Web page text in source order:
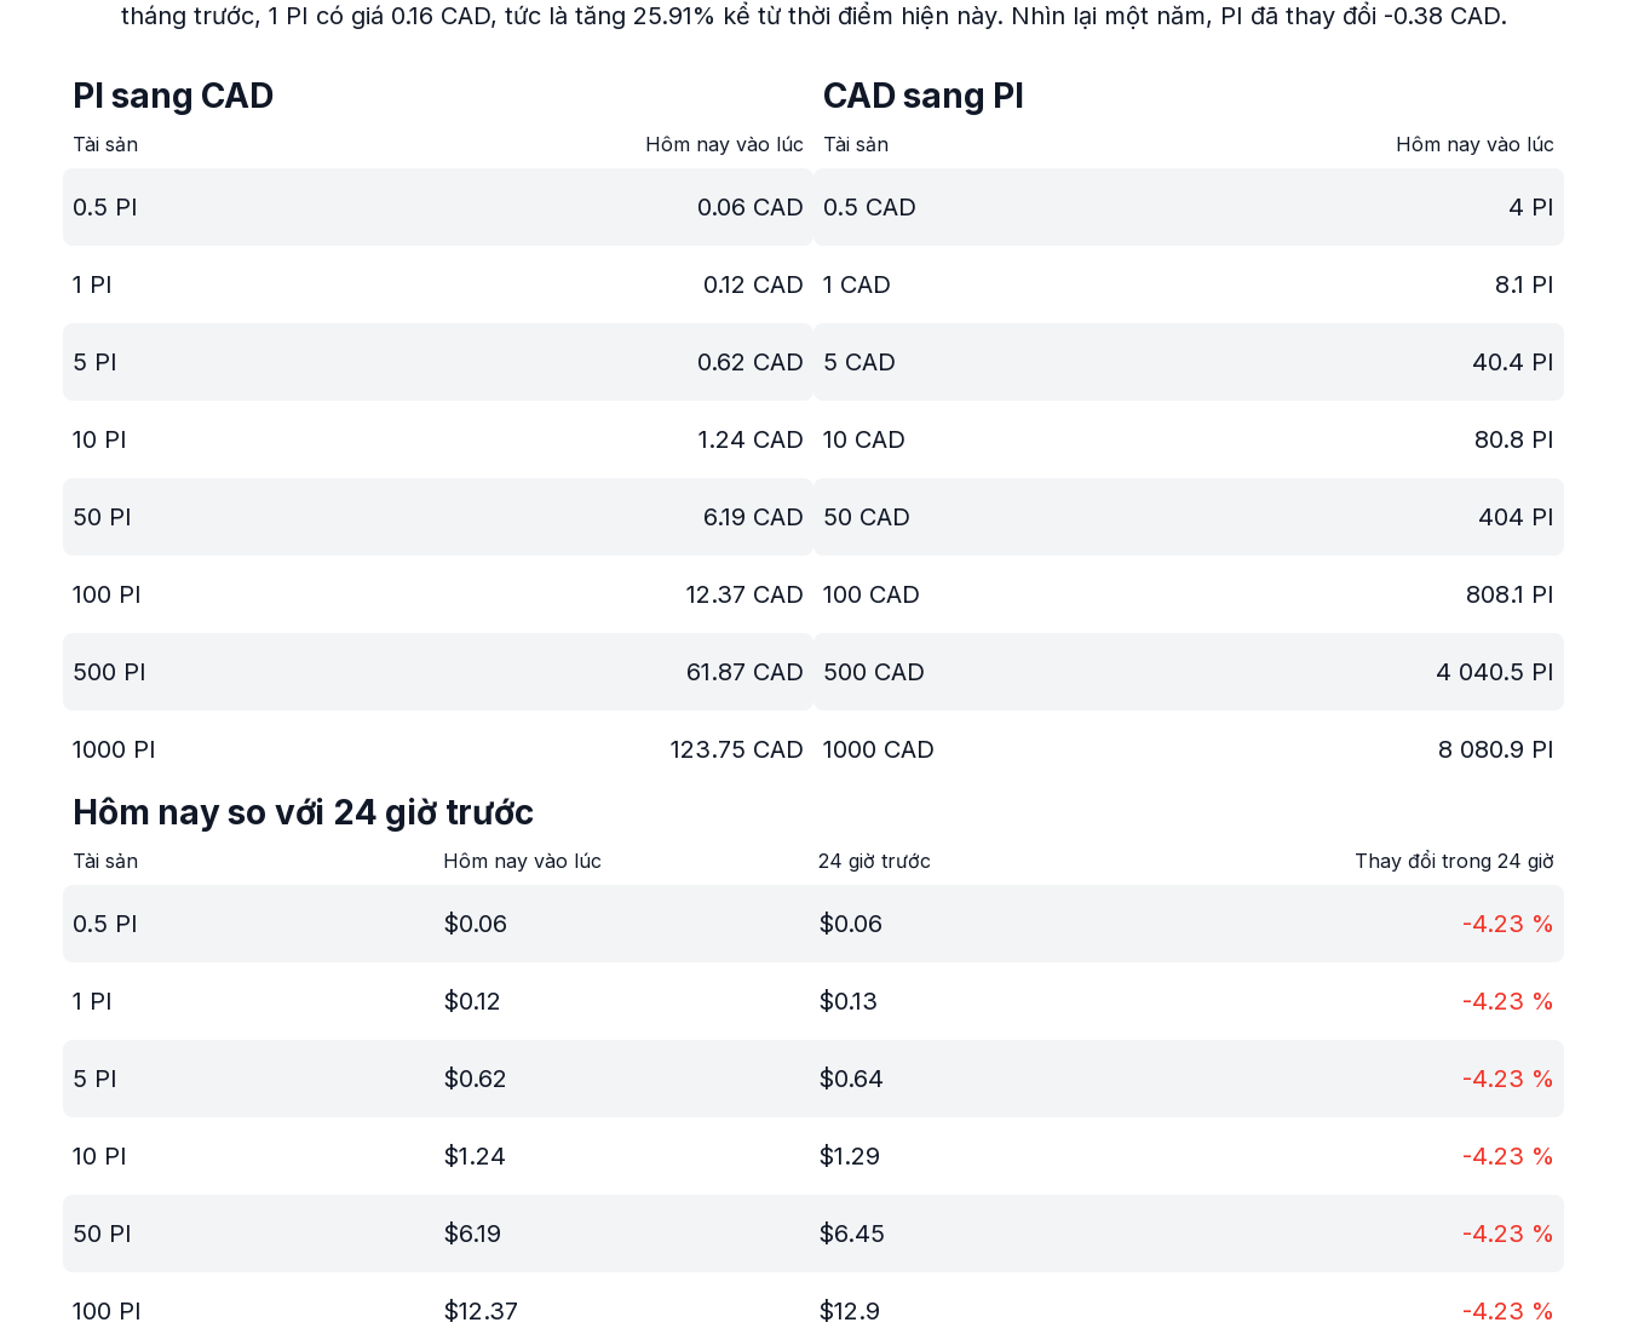
tháng trước, 1 PI có giá 0.16 CAD, tức là tăng 25.91% kể từ thời điểm hiện này. Nhìn lại một năm, PI đã thay đổi -0.38 CAD.
PI sang CAD
Tài sản Hôm nay vào lúc
0.5 PI 0.06 CAD
1 PI 0.12 CAD
5 PI 0.62 CAD
10 PI 1.24 CAD
50 PI 6.19 CAD
100 PI 12.37 CAD
500 PI 61.87 CAD
1000 PI 123.75 CAD
CAD sang PI
Tài sản Hôm nay vào lúc
0.5 CAD 4 PI
1 CAD 8.1 PI
5 CAD 40.4 PI
10 CAD 80.8 PI
50 CAD 404 PI
100 CAD 808.1 PI
500 CAD 4 040.5 PI
1000 CAD 8 080.9 PI
Hôm nay so với 24 giờ trước
Tài sản Hôm nay vào lúc 24 giờ trước Thay đổi trong 24 giờ
0.5 PI $0.06 $0.06 -4.23 %
1 PI $0.12 $0.13 -4.23 %
5 PI $0.62 $0.64 -4.23 %
10 PI $1.24 $1.29 -4.23 %
50 PI $6.19 $6.45 -4.23 %
100 PI $12.37 $12.9 -4.23 %